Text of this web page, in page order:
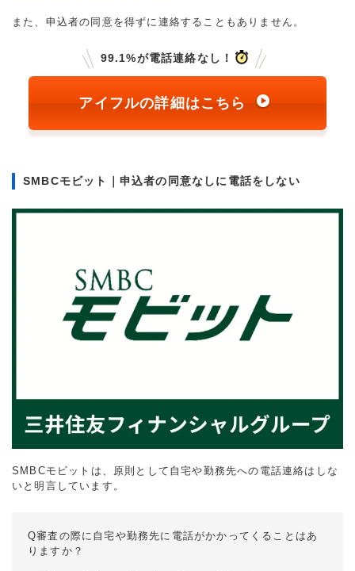
また、申込者の同意を得ずに連絡することもありません。
99.1%が電話連絡なし！
アイフルの詳細はこちら
SMBCモビット｜申込者の同意なしに電話をしない
SMBCモビットは、原則として自宅や勤務先への電話連絡はしな
いと明言しています。
Q審査の際に自宅や勤務先に電話がかかってくることはあ
りますか？